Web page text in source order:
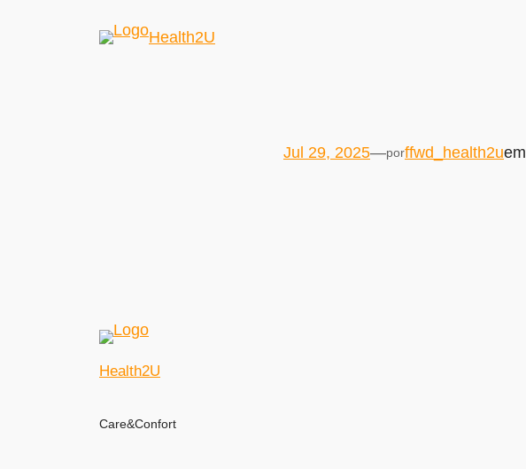
Health2U
Jul 29, 2025—porffwd_health2uem
Health2U
Care&Confort